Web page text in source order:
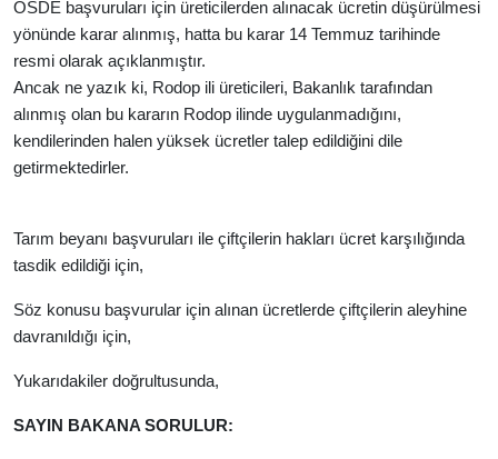
OSDE başvuruları için üreticilerden alınacak ücretin düşürülmesi
yönünde karar alınmış, hatta bu karar 14 Temmuz tarihinde
resmi olarak açıklanmıştır.
Ancak ne yazık ki, Rodop ili üreticileri, Bakanlık tarafından
alınmış olan bu kararın Rodop ilinde uygulanmadığını,
kendilerinden halen yüksek ücretler talep edildiğini dile
getirmektedirler.
Tarım beyanı başvuruları ile çiftçilerin hakları ücret karşılığında
tasdik edildiği için,
Söz konusu başvurular için alınan ücretlerde çiftçilerin aleyhine
davranıldığı için,
Yukarıdakiler doğrultusunda,
SAYIN BAKANA SORULUR: